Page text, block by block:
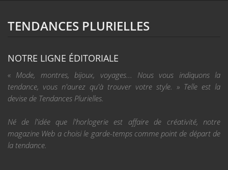
TENDANCES PLURIELLES
NOTRE LIGNE ÉDITORIALE
« Mode, montres, bijoux, voyages... Nous vous indiquons la
tendance, vous n'aurez qu'à trouver votre style. » Telle est la
devise de Tendances Plurielles.
Né de l'idée que l'horlogerie est affaire de créativité, notre
magazine Web a choisi le garde-temps comme point de départ de
la tendance.